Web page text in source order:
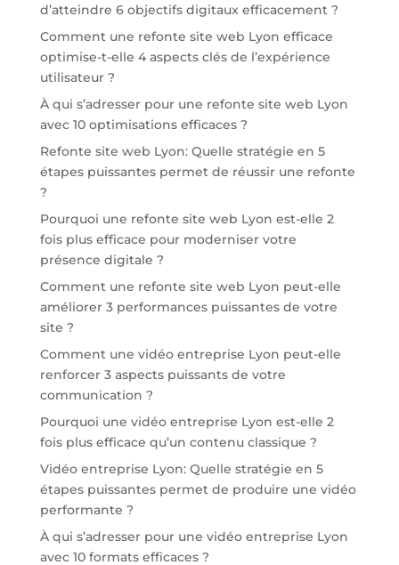
d’atteindre 6 objectifs digitaux efficacement ?
Comment une refonte site web Lyon efficace
optimise-t-elle 4 aspects clés de l’expérience
utilisateur ?
À qui s’adresser pour une refonte site web Lyon
avec 10 optimisations efficaces ?
Refonte site web Lyon: Quelle stratégie en 5
étapes puissantes permet de réussir une refonte
?
Pourquoi une refonte site web Lyon est-elle 2
fois plus efficace pour moderniser votre
présence digitale ?
Comment une refonte site web Lyon peut-elle
améliorer 3 performances puissantes de votre
site ?
Comment une vidéo entreprise Lyon peut-elle
renforcer 3 aspects puissants de votre
communication ?
Pourquoi une vidéo entreprise Lyon est-elle 2
fois plus efficace qu’un contenu classique ?
Vidéo entreprise Lyon: Quelle stratégie en 5
étapes puissantes permet de produire une vidéo
performante ?
À qui s’adresser pour une vidéo entreprise Lyon
avec 10 formats efficaces ?